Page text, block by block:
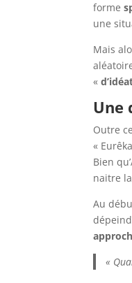
forme
une
Mais
«
Une
Outre
«
Bien
naitre
Au
«